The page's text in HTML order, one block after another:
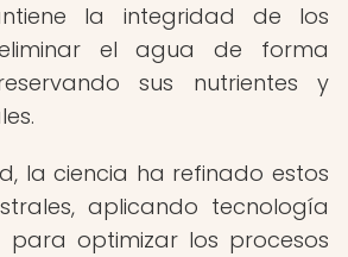
la integridad de los
el agua de forma
sus nutrientes y
la ciencia ha refinado estos
aplicando tecnología
optimizar los procesos